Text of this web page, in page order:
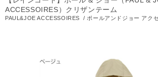
ACCESSOIRES）クリザンテーム
PAUL&JOE ACCESSOIRES / ポールアンドジョー アク